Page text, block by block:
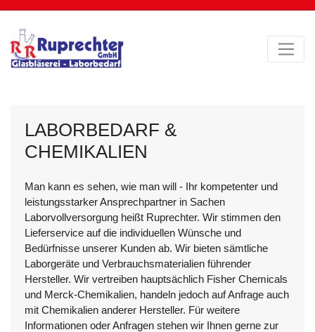
LABORBEDARF &
CHEMIKALIEN
Man kann es sehen, wie man will - Ihr kompetenter und
leistungsstarker Ansprechpartner in Sachen
Laborvollversorgung heißt Ruprechter. Wir stimmen den
Lieferservice auf die individuellen Wünsche und
Bedürfnisse unserer Kunden ab. Wir bieten sämtliche
Laborgeräte und Verbrauchsmaterialien führender
Hersteller. Wir vertreiben hauptsächlich Fisher Chemicals
und Merck-Chemikalien, handeln jedoch auf Anfrage auch
mit Chemikalien anderer Hersteller. Für weitere
Informationen oder Anfragen stehen wir Ihnen gerne zur